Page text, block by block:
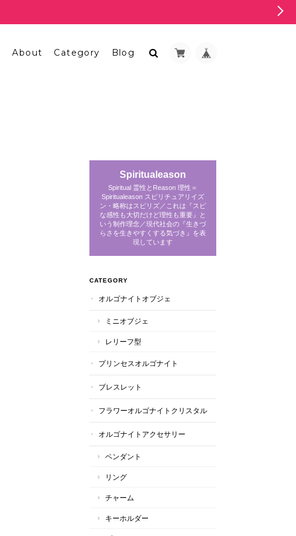
About Category Blog
Spiritualeason
Spiritual 霊性とReason 理性＝
Spiritualeason スピリチュアリイズ
ン・略称はスピリズ／これは『スピ
な感性も大切だけど理性も重要』と
いう制作理念／現代社会の『生きづ
らさを生きやすくする気づき』を表
現しています
CATEGORY
オルゴナイトオブジェ
ミニオブジェ
レリーフ型
プリンセスオルゴナイト
ブレスレット
フラワーオルゴナイトクリスタル
オルゴナイトアクセサリー
ペンダント
リング
チャーム
キーホルダー